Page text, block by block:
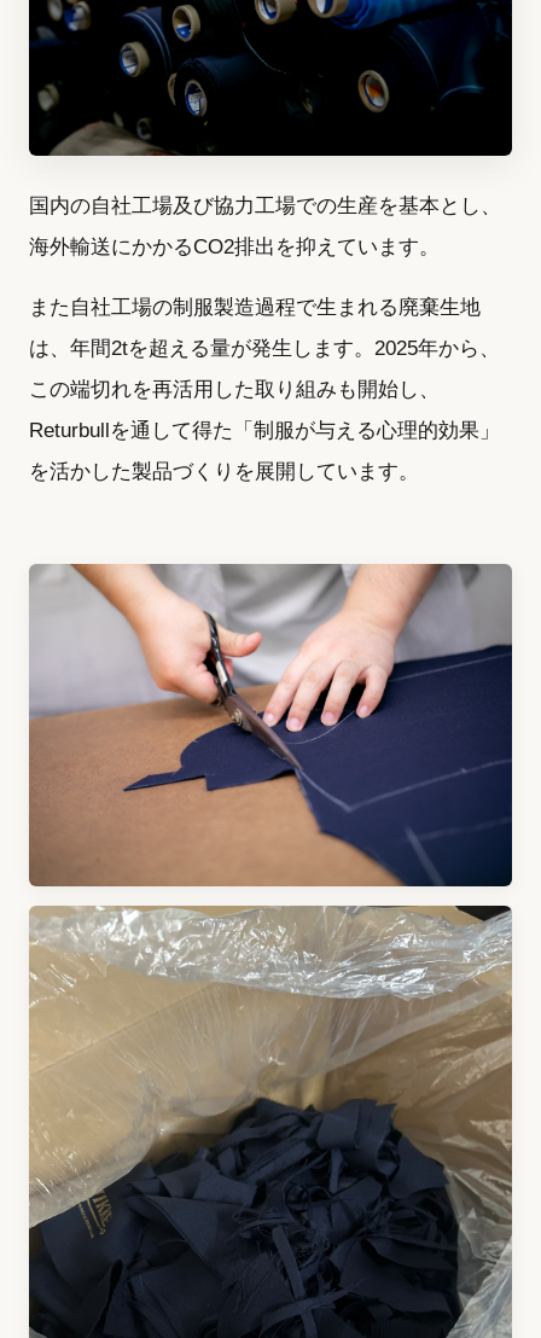
国内の自社工場及び協力工場での生産を基本とし、
海外輸送にかかるCO2排出を抑えています。
また自社工場の制服製造過程で生まれる廃棄生地
は、年間2tを超える量が発生します。2025年から、
この端切れを再活用した取り組みも開始し、
Returbullを通して得た「制服が与える心理的効果」
を活かした製品づくりを展開しています。